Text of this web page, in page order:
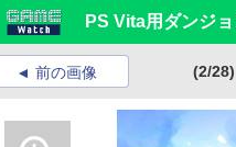
PS Vita用ダンジ
前の画像 (2/28)